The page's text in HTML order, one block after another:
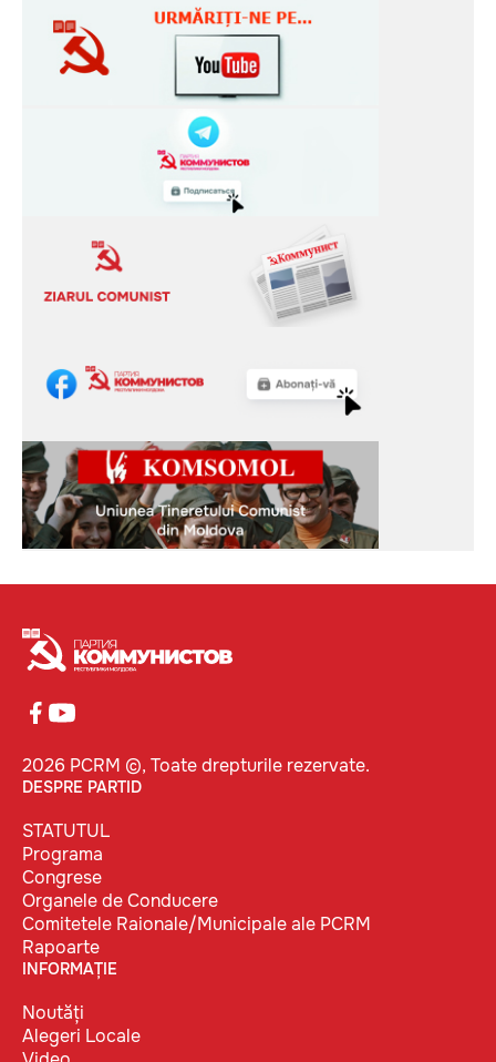
2026 PCRM ©, Toate drepturile rezervate.
DESPRE PARTID
STATUTUL
Programa
Congrese
Organele de Conducere
Comitetele Raionale/Municipale ale PCRM
Rapoarte
INFORMAȚIE
Noutăți
Alegeri Locale